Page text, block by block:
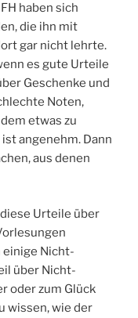
haben sich
die ihn mit
gar nicht lehrte.
es gute Urteile
Geschenke und
Noten,
etwas zu
angenehm. Dann
aus denen
Urteile über
einige Nicht-
über Nicht-
oder zum Glück
wissen, wie der